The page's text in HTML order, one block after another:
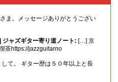
ま。メッセージありがとうござい
ャズギター寄り道ノート: […] 京
茶https://jazzguitarno
て。 ギター歴は５０年以上と長